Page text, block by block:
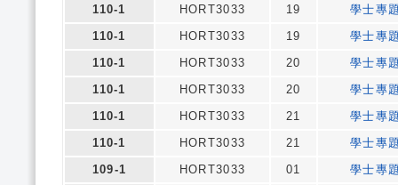
110-1
HORT3033 19
學士專
110-1
HORT3033 19
學士專
110-1
HORT3033 20
學士專
110-1
HORT3033 20
學士專
110-1
HORT3033 21
學士專
110-1
HORT3033 21
學士專
109-1
HORT3033 01
學士專